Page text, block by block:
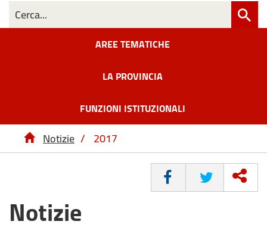
AREE TEMATICHE
LA PROVINCIA
FUNZIONI ISTITUZIONALI
Notizie / 2017
CONDIVIDI
Notizie